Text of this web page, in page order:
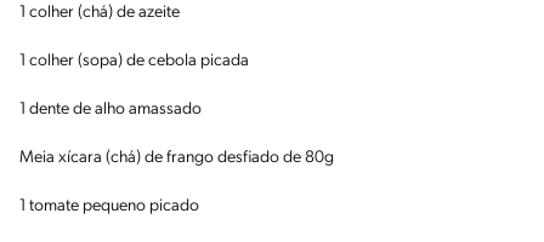
1 colher (chá) de azeite
1 colher (sopa) de cebola picada
1 dente de alho amassado
Meia xícara (chá) de frango desfiado de 80g
1 tomate pequeno picado